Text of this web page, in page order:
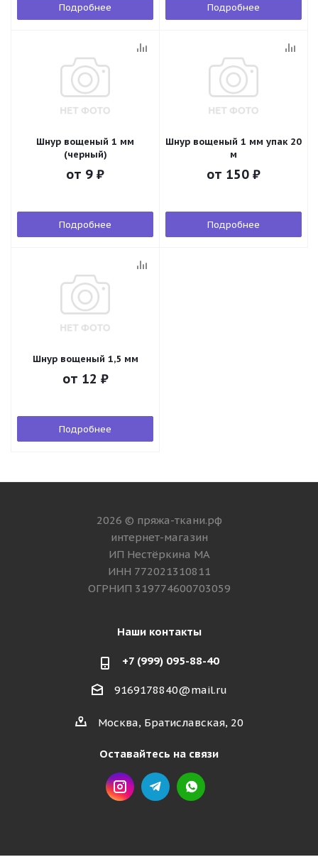
Подробнее Подробнее
Шнур вощеный 1 мм
(черный)
от 9 ₽
Подробнее
Шнур вощеный 1 мм упак 20
м
от 150 ₽
Подробнее
Шнур вощеный 1,5 мм
от 12 ₽
Подробнее
2026 © пряжа-ткани.рф
интернет-магазин
ИП Нестёркина МА
ИНН 772021310811
ОГРНИП 319774600703059
Наши контакты
+7 (999) 095-88-40
9169178840@mail.ru
Москва, Братиславская, 20
Оставайтесь на связи